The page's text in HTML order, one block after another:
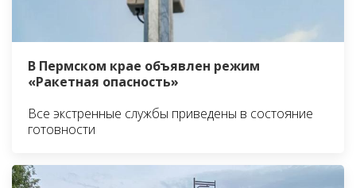
В Пермском крае объявлен режим
«Ракетная опасность»
Все экстренные службы приведены в состояние
готовности